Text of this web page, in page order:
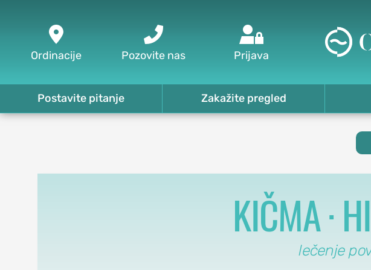

Ordinacije

Pozovite nas

Prijava
Postavite pitanje Zakažite pregled
KIČMA ·
lečenje